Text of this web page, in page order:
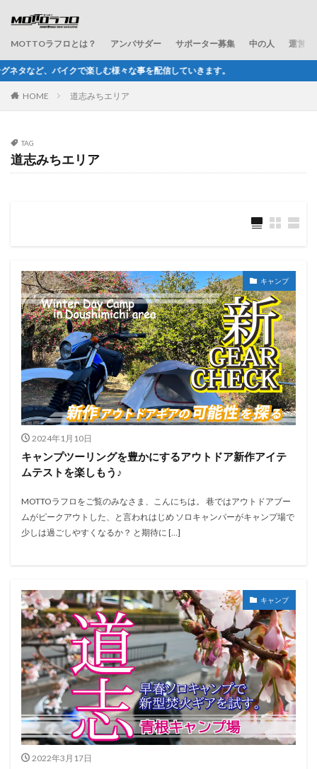
MOTTOラフロとは？ アンバサダー サポーター募集 中の人 運営会
々な事を配信していきます。
HOME 道志みちエリア
TAG
道志みちエリア
キャンプ
2024年1月10日
キャンプツーリングを豊かにするアウトドア新作アイテ
ムテストを楽しもう♪
MOTTOラフロをご覧のみなさま、こんにちは。 巷ではアウトドアブー
ムがピークアウトした、と言われはじめ ソロキャンパーがキャンプ場で
少しは過ごしやすくなるか？ と期待に […]
キャンプ
2022年3月17日